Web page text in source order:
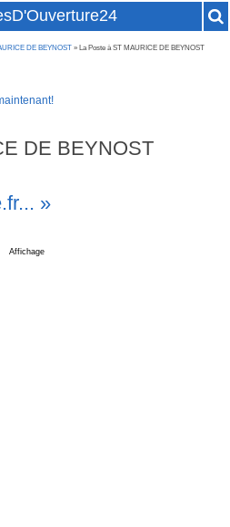
DE BEYNOST » La Poste à ST MAURICE DE BEYNOST
DE BEYNOST
»
Affichage